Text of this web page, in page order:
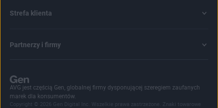
Strefa klienta
Partnerzy i firmy
AVG jest częścią Gen, globalnej firmy dysponującej szeregiem zaufanych
marek dla konsumentów.
Copyright © 2026 Gen Digital Inc. Wszelkie prawa zastrzeżone. Znaki towarowe